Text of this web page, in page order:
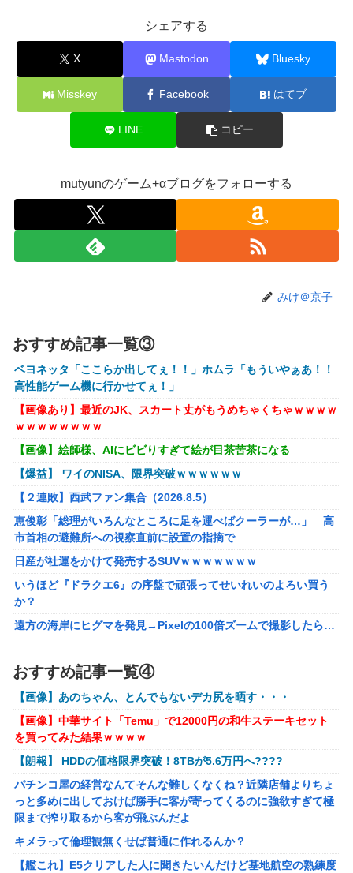
【にじさんじ】Twitterはもうないよ
【ホロライブ】これはこれでちょっと裏来いよに見える
【動画】クレヨンしんちゃんの例の動画、バズリすぎてネッ
トミームと化すｗｗｗｗ
【悲報】Mrs. GREEN APPLE、マジで逝くwwwwww
【画像】旅人女子「夜景を撮りたかっただけなのに、故郷の
【悲報】女さん、熊本地震がきっかけで離婚を決意ｗｗｗｗ
ｗ
【訃報】人気Vtuberの犬、19歳で死去
【動画】女子「勃ってんじゃん笑」男子「うるさい//」女子
【悲報】映画館の客、ほぼバイオテロレベルのやらかしで観
【速報】ジャンポケ斎藤、求刑7年で逝く。実刑確実か
【悲報】落語家、亡くなったタレントからいじめられた過去
を告白する…
【画像】AKBのセンター、レベチな事が世間にバレ始めるｗ
ｗｗｗｗｗｗ
【シンデレラガールズ】 百鬼夜行をテーマとしたPOP UP
SHOPが東京・大阪にて開催
メディア「Switch2、499ドルでも安い800ドル超えるか
も。PS5は直近での値上げ可能性低い」
【エヴァンゲリオン】 セガ「アヤナミレイ（仮称）‐プラグ
スーツVer.」プライズフィギュア【彩色原型公開】
【FF16】 「ファイナルファンタジー16」発売日が6/22に決
定＆最新PV公開！思ったより発売早い…もう半年後か！
【VTuber】千羽師匠、Grokに自分の気持ち悪いツイート聞
くやつやってるのかなって思ったら相手鴨神やんけ
【ラブライブ！】
結局おまえらが求める『RPGの理想の主人公』って一体どう
いうのなん？
任天堂が「gamescom 2026」のラインナップを発表！
シェアする
X Mastodon Bluesky
Misskey Facebook はてブ
LINE コピー
mutyunのゲーム+αブログをフォローする
みけ＠京子
おすすめ記事一覧③
ベヨネッタ「ここらか出してぇ！！」ホムラ「もういやぁあ！！
高性能ゲーム機に行かせてぇ！」
【画像あり】最近のJK、スカート丈がもうめちゃくちゃｗｗｗｗ
ｗｗｗｗｗｗｗｗ
【画像】絵師様、AIにビビりすぎて絵が目茶苦茶になる
【爆益】 ワイのNISA、限界突破ｗｗｗｗｗｗ
【２連敗】西武ファン集合（2026.8.5）
恵俊彰「総理がいろんなところに足を運べばクーラーが…」 高
市首相の避難所への視察直前に設置の指摘で
日産が社運をかけて発売するSUVｗｗｗｗｗｗｗ
いうほど『ドラクエ6』の序盤で頑張ってせいれいのよろい買う
か？
遠方の海岸にヒグマを発見→Pixelの100倍ズームで撮影したら…
【勇者王ガオガイガー】PLAMATEA「獅子王凱」プラモデル
【明日予約開始】
【ToLOVEる】ユニクリ「籾岡里紗 ダークネスver.」フィギュア
【再販予約開始】
【トミカ】新シリーズ「トミカ クロスレスキュー」 始動
キメラって倫理観無くせば普通に作れるんか？
【艦これ】E5クリアした人に聞きたいんだけど基地航空の熟練度
どうしてた？
【艦これ】軽空母混成の潜水マスって陣形なんにしてます
の？？？
おすすめ記事一覧④
【画像】あのちゃん、とんでもないデカ尻を晒す・・・
【画像】中華サイト「Temu」で12000円の和牛ステーキセット
を買ってみた結果ｗｗｗｗ
【朗報】 HDDの価格限界突破！8TBが5.6万円へ????
パチンコ屋の経営なんてそんな難しくなくね？近隣店舗よりちょ
っと多めに出しておけば勝手に客が寄ってくるのに強欲すぎて極
限まで搾り取るから客が飛ぶんだよ
キメラって倫理観無くせば普通に作れるんか？
【艦これ】E5クリアした人に聞きたいんだけど基地航空の熟練度